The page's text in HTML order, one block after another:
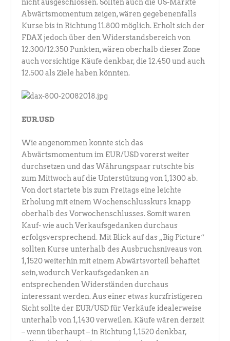
nicht ausgeschlossen. Sollten auch die US-Märkte
Abwärtsmomentum zeigen, wären gegebenenfalls
Kurse bis in Richtung 11.800 möglich. Erholt sich der
FDAX jedoch über den Widerstandsbereich von
12.300/12.350 Punkten, wären oberhalb dieser Zone
auch vorsichtige Käufe denkbar, die 12.450 und auch
12.500 als Ziele haben könnten.
EUR.USD
Wie angenommen konnte sich das
Abwärtsmomentum im EUR/USD vorerst weiter
durchsetzen und das Währungspaar rutschte bis
zum Mittwoch auf die Unterstützung von 1,1300 ab.
Von dort startete bis zum Freitags eine leichte
Erholung mit einem Wochenschlusskurs knapp
oberhalb des Vorwochenschlusses. Somit waren
Kauf- wie auch Verkaufsgedanken durchaus
erfolgsversprechend. Mit Blick auf das „Big Picture“
sollten Kurse unterhalb des Ausbruchsniveaus von
1,1520 weiterhin mit einem Abwärtsvorteil behaftet
sein, wodurch Verkaufsgedanken an
entsprechenden Widerständen durchaus
interessant werden. Aus einer etwas kurzfristigeren
Sicht sollte der EUR/USD für Verkäufe idealerweise
unterhalb von 1,1430 verweilen. Käufe wären derzeit
– wenn überhaupt – in Richtung 1,1520 denkbar,